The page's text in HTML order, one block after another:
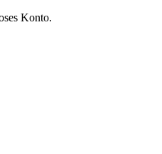
Konto.